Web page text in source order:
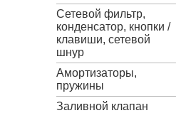
Сетевой фильтр,
конденсатор, кнопки /
клавиши, сетевой
шнур
Амортизаторы,
пружины
Заливной клапан